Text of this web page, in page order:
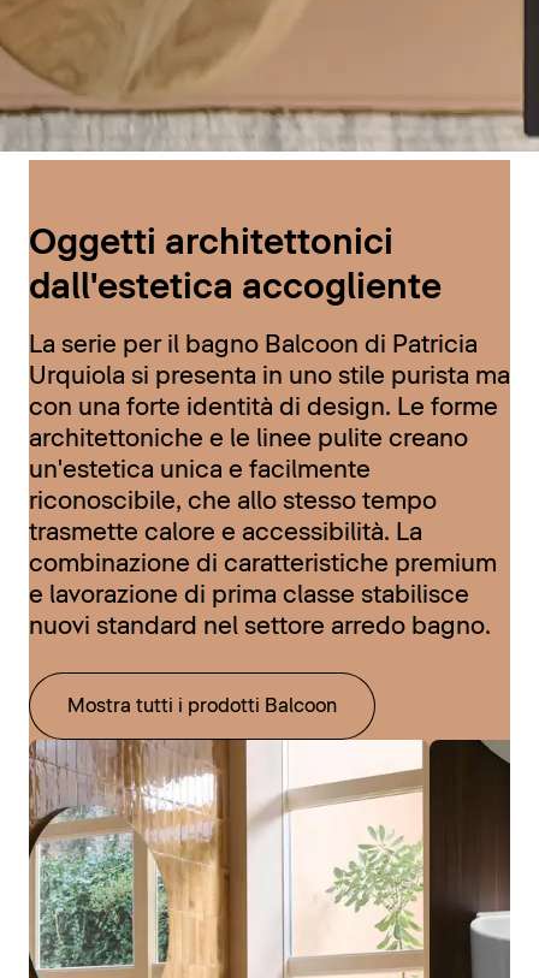
Oggetti architettonici
dall'estetica accogliente
La serie per il bagno Balcoon di Patricia
Urquiola si presenta in uno stile purista ma
con una forte identità di design. Le forme
architettoniche e le linee pulite creano
un'estetica unica e facilmente
riconoscibile, che allo stesso tempo
trasmette calore e accessibilità. La
combinazione di caratteristiche premium
e lavorazione di prima classe stabilisce
nuovi standard nel settore arredo bagno.
Mostra tutti i prodotti Balcoon